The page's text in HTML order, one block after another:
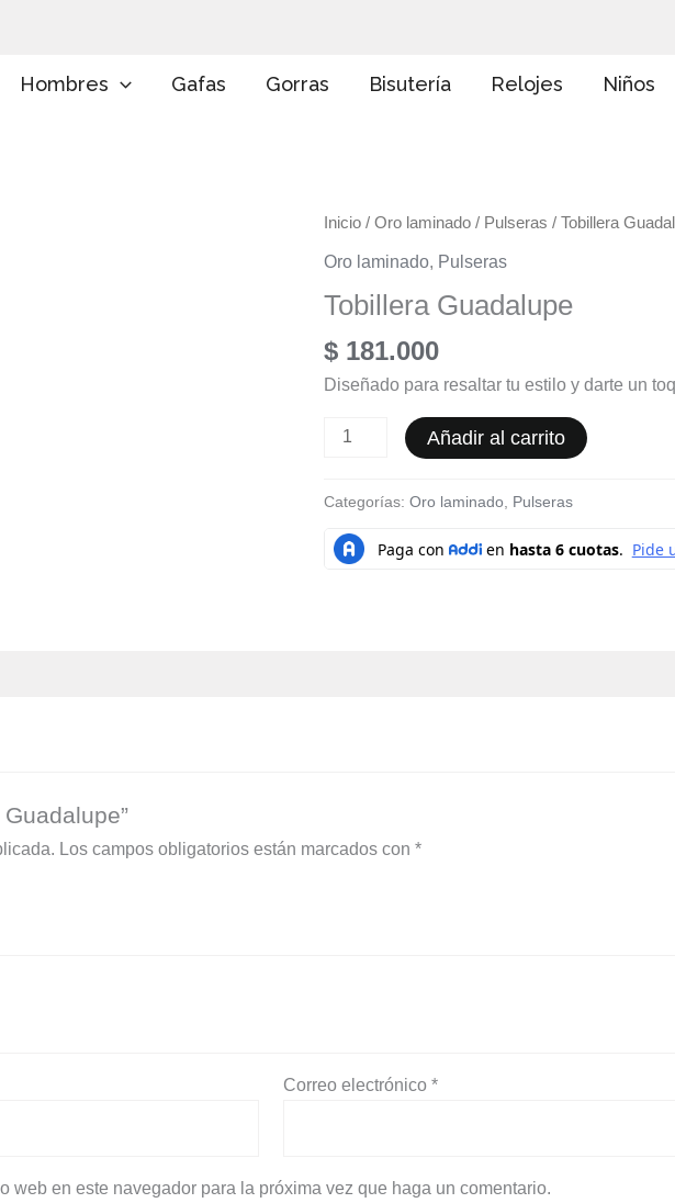
Hombres Gafas Gorras Bisutería Relojes Niños
Inicio / Oro laminado / Pulseras / Tobillera
Oro laminado, Pulseras
Tobillera Guadalupe
$ 181.000
Diseñado para resaltar tu estilo y darte un
Tobillera
Añadir al carrito
Categorías: Oro laminado Pulseras
Los campos obligatorios están marcados con *
Correo electrónico*
web en este navegador para la próxima vez que haga un comentario.
g
e